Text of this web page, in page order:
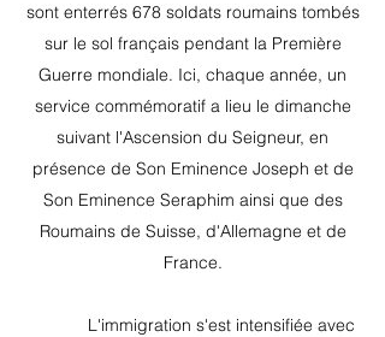
sont enterrés 678 soldats roumains tombés
sur le sol français pendant la Première
Guerre mondiale. Ici, chaque année, un
service commémoratif a lieu le dimanche
suivant l'Ascension du Seigneur, en
présence de Son Eminence Joseph et de
Son Eminence Seraphim ainsi que des
Roumains de Suisse, d'Allemagne et de
France.
L'immigration s'est intensifiée avec